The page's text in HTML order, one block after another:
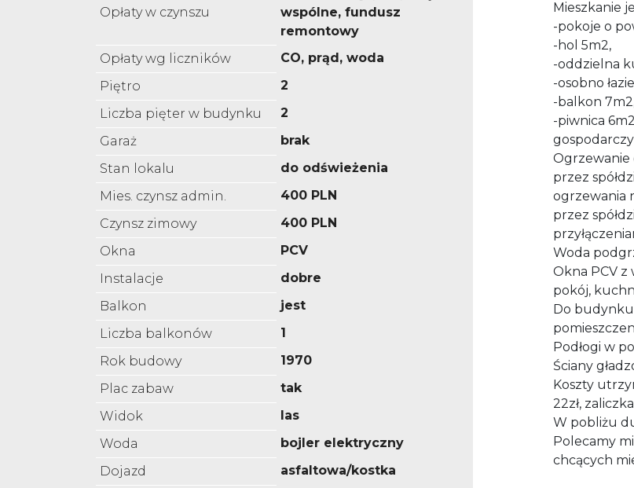
Opłaty w czynszu
wspólne, fundusz
remontowy
Opłaty wg liczników
CO, prąd, woda
Piętro
2
Liczba pięter w budynku
2
Garaż
brak
Stan lokalu
do odświeżenia
Mies. czynsz admin.
400 PLN
Czynsz zimowy
400 PLN
Okna
PCV
Instalacje
dobre
Balkon
jest
Liczba balkonów
1
Rok budowy
1970
Plac zabaw
tak
Widok
las
Woda
bojler elektryczny
Dojazd
asfaltowa/kostka
Mieszkanie
-pokoje o
-hol 5m2,
-oddzielna
-osobno
-balkon
-piwnica
Ogrzewanie
przez
ogrzewania
przez
Woda
Okna PCV z
pokój,
Do budynku
Podłogi w
Ściany
Koszty
22zł,
W pobliżu
Polecamy
chcących